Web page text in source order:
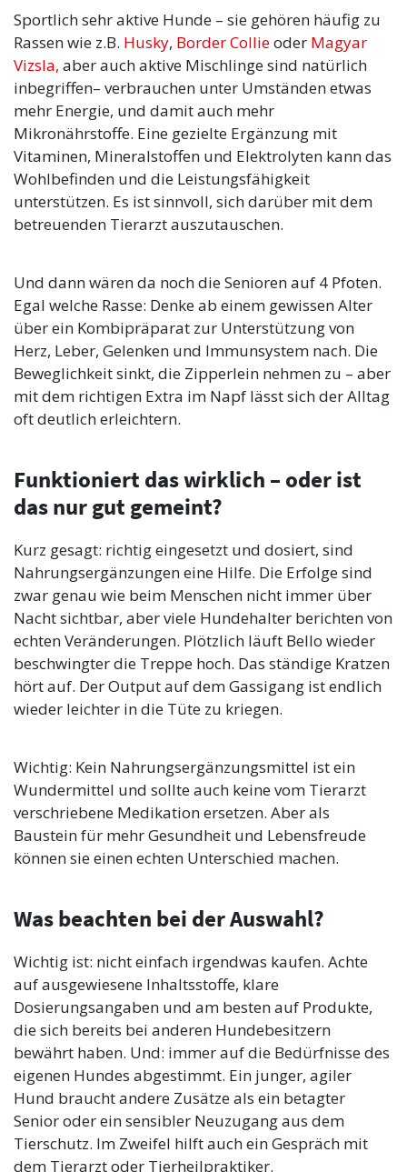
Sportlich sehr aktive Hunde – sie gehören häufig zu
Rassen wie z.B. Husky, Border Collieoder Magyar
Vizsla, aber auch aktive Mischlinge sind natürlich
inbegriffen– verbrauchen unter Umständen etwas
mehr Energie, und damit auch mehr
Mikronährstoffe. Eine gezielte Ergänzung mit
Vitaminen, Mineralstoffen und Elektrolyten kann das
Wohlbefinden und die Leistungsfähigkeit
unterstützen. Es ist sinnvoll, sich darüber mit dem
betreuenden Tierarzt auszutauschen.
Und dann wären da noch die Senioren auf 4 Pfoten.
Egal welche Rasse: Denke ab einem gewissen Alter
über ein Kombipräparat zur Unterstützung von
Herz, Leber, Gelenken und Immunsystem nach. Die
Beweglichkeit sinkt, die Zipperlein nehmen zu – aber
mit dem richtigen Extra im Napf lässt sich der Alltag
oft deutlich erleichtern.
Funktioniert das wirklich – oder ist
das nur gut gemeint?
Kurz gesagt: richtig eingesetzt und dosiert, sind
Nahrungsergänzungen eine Hilfe. Die Erfolge sind
zwar genau wie beim Menschen nicht immer über
Nacht sichtbar, aber viele Hundehalter berichten von
echten Veränderungen. Plötzlich läuft Bello wieder
beschwingter die Treppe hoch. Das ständige Kratzen
hört auf. Der Output auf dem Gassigang ist endlich
wieder leichter in die Tüte zu kriegen.
Wichtig: Kein Nahrungsergänzungsmittel ist ein
Wundermittel und sollte auch keine vom Tierarzt
verschriebene Medikation ersetzen. Aber als
Baustein für mehr Gesundheit und Lebensfreude
können sie einen echten Unterschied machen.
Was beachten bei der Auswahl?
Wichtig ist: nicht einfach irgendwas kaufen. Achte
auf ausgewiesene Inhaltsstoffe, klare
Dosierungsangaben und am besten auf Produkte,
die sich bereits bei anderen Hundebesitzern
bewährt haben. Und: immer auf die Bedürfnisse des
eigenen Hundes abgestimmt. Ein junger, agiler
Hund braucht andere Zusätze als ein betagter
Senior oder ein sensibler Neuzugang aus dem
Tierschutz. Im Zweifel hilft auch ein Gespräch mit
dem Tierarzt oder Tierheilpraktiker.